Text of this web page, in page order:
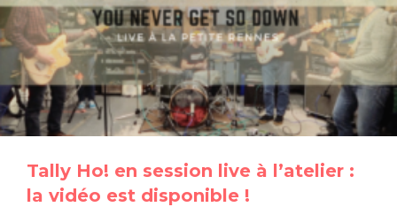
Tally Ho! en session live à l’atelier :
la vidéo est disponible !